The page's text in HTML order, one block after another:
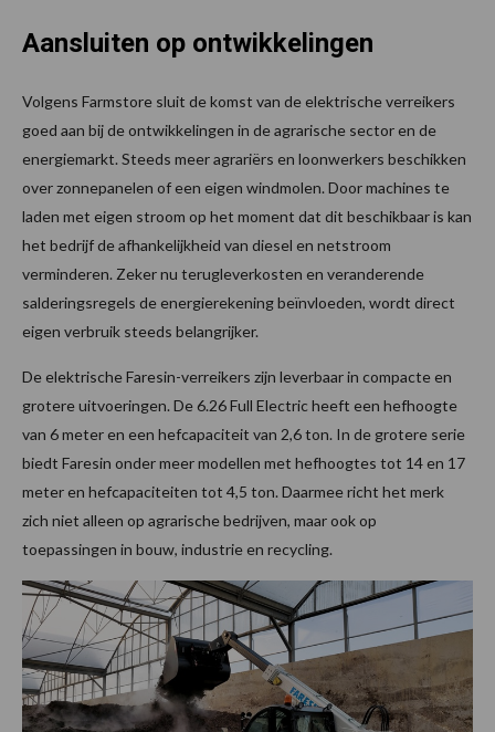
Aansluiten op ontwikkelingen
Volgens Farmstore sluit de komst van de elektrische verreikers
goed aan bij de ontwikkelingen in de agrarische sector en de
energiemarkt. Steeds meer agrariërs en loonwerkers beschikken
over zonnepanelen of een eigen windmolen. Door machines te
laden met eigen stroom op het moment dat dit beschikbaar is kan
het bedrijf de afhankelijkheid van diesel en netstroom
verminderen. Zeker nu terugleverkosten en veranderende
salderingsregels de energierekening beïnvloeden, wordt direct
eigen verbruik steeds belangrijker.
De elektrische Faresin-verreikers zijn leverbaar in compacte en
grotere uitvoeringen. De 6.26 Full Electric heeft een hefhoogte
van 6 meter en een hefcapaciteit van 2,6 ton. In de grotere serie
biedt Faresin onder meer modellen met hefhoogtes tot 14 en 17
meter en hefcapaciteiten tot 4,5 ton. Daarmee richt het merk
zich niet alleen op agrarische bedrijven, maar ook op
toepassingen in bouw, industrie en recycling.